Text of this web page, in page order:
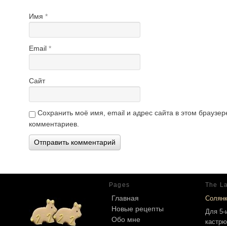
Имя *
Email *
Сайт
Сохранить моё имя, email и адрес сайта в этом
комментариев.
Pages
Главная
Новые рецепты
Обо мне
The
Для 5-